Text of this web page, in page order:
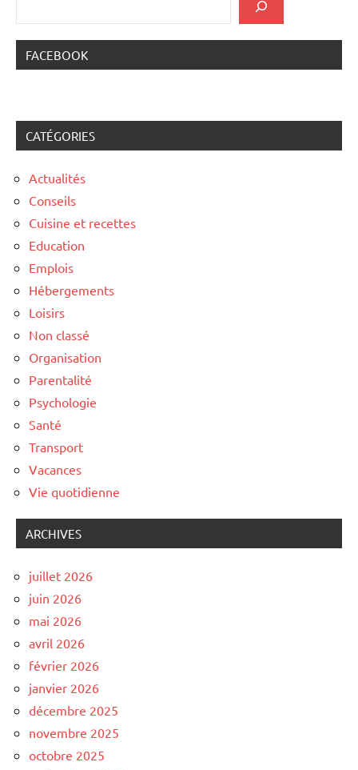
FACEBOOK
CATÉGORIES
Actualités
Conseils
Cuisine et recettes
Education
Emplois
Hébergements
Loisirs
Non classé
Organisation
Parentalité
Psychologie
Santé
Transport
Vacances
Vie quotidienne
ARCHIVES
juillet 2026
juin 2026
mai 2026
avril 2026
février 2026
janvier 2026
décembre 2025
novembre 2025
octobre 2025